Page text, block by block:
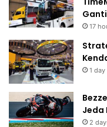
17
1 day
Jeda
2